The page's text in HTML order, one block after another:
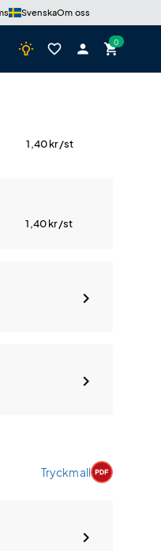
SvenskaOm oss
wb_incandescent favorite_border person shopping_cart
1,40kr/st
1,40kr/st
Tryckmall